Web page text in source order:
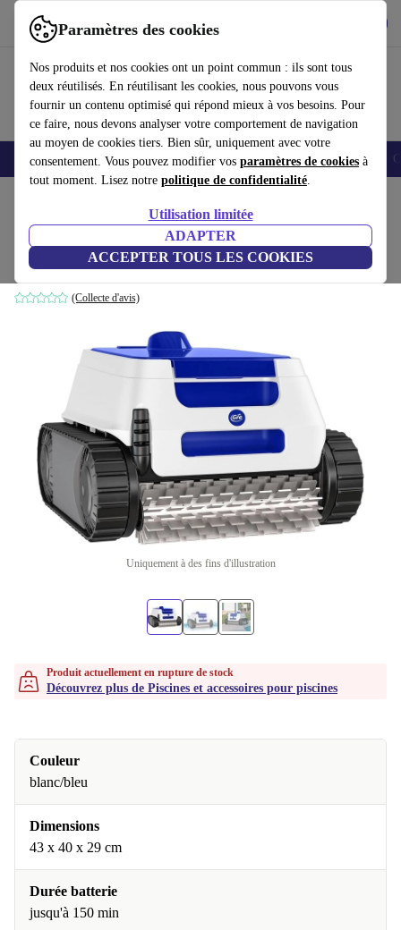
Paramètres des cookies
Nos produits et nos cookies ont un point commun : ils sont tous
deux réutilisés. En réutilisant les cookies, nous pouvons vous
fournir un contenu optimisé qui répond mieux à vos besoins. Pour
ce faire, nous devons analyser votre comportement de navigation
au moyen de cookies tiers. Bien sûr, uniquement avec votre
consentement. Vous pouvez modifier vos paramètres de cookies à
tout moment. Lisez notre politique de confidentialité.
Utilisation limitée
ADAPTER
ACCEPTER TOUS LES COOKIES
Utilisez refurbed rapidement et facilement
Smartphones Laptops Tablettes Montres connectées Accessoires
GRE ER230 Robot de piscine
blanc/bleu
(Collecte d'avis)
Uniquement à des fins d'illustration
Produit actuellement en rupture de stock
Découvrez plus de Piscines et accessoires pour piscines
Couleur
blanc/bleu
Dimensions
43 x 40 x 29 cm
Durée batterie
jusqu'à 150 min